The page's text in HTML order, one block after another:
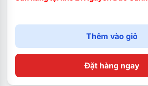
Thêm vào giỏ
Đặt hàng ngay